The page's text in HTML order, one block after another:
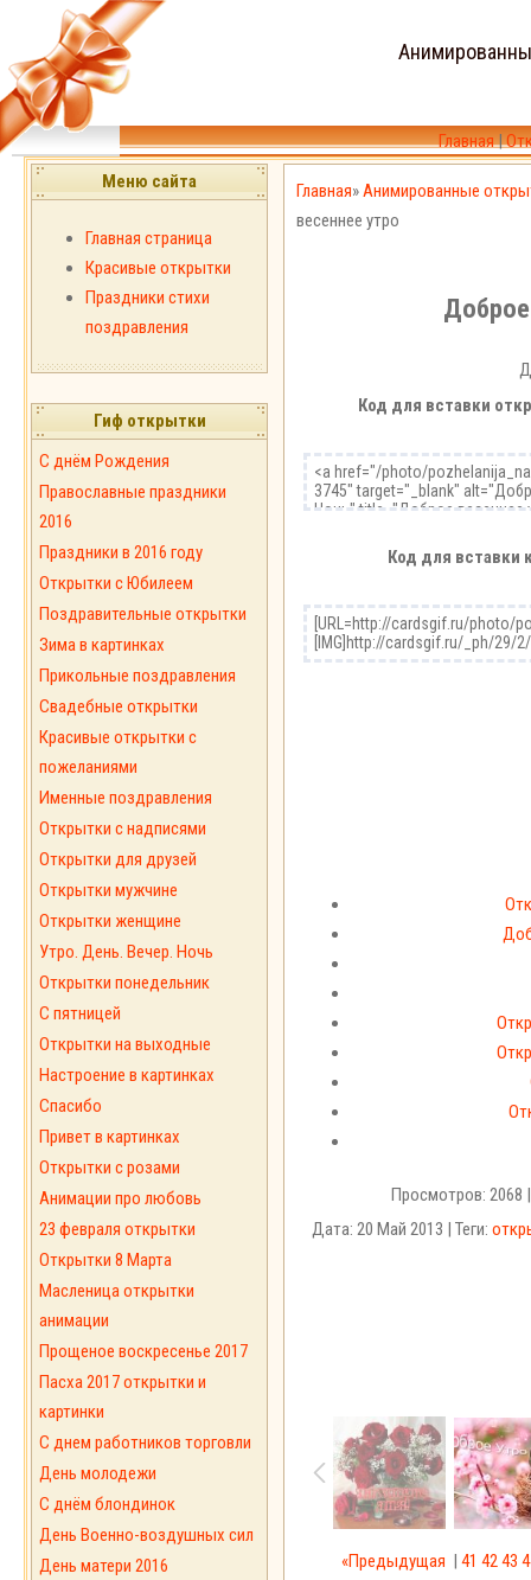
Главная|
Меню сайта
Главная страница
Красивые открытки
Праздники стихи
поздравления
Гиф открытки
С днём Рождения
Православные праздники
2016
Праздники в 2016 году
Открытки с Юбилеем
Поздравительные открытки
Зима в картинках
Прикольные поздравления
Свадебные открытки
Красивые открытки с
пожеланиями
Именные поздравления
Открытки с надписями
Открытки для друзей
Открытки мужчине
Открытки женщине
Утро. День. Вечер. Ночь
Открытки понедельник
С пятницей
Открытки на выходные
Настроение в картинках
Спасибо
Привет в картинках
Открытки с розами
Анимации про любовь
23 февраля открытки
Открытки 8 Марта
Масленица открытки
анимации
Прощеное воскресенье 2017
Пасха 2017 открытки и
картинки
С днем работников торговли
День молодежи
С днём блондинок
День Военно-воздушных сил
День матери 2016
Главная»Анимированные
весеннее утро
Код для вставки
Код для вставки
Просмотров: 2068
Дата: 20 Май 2013 | Теги:
«Предыдущая 41 4243